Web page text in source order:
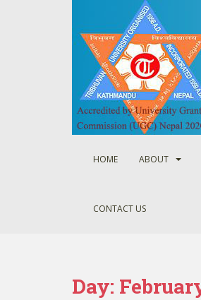
HOME ABOUT
CONTACT US
Day: